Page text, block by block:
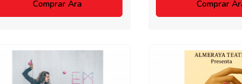
Comprar Ara Comprar